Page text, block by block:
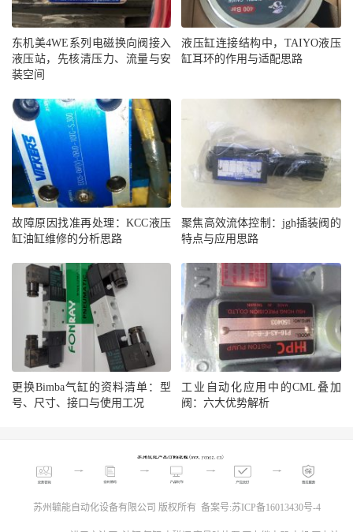
东机美4WE系列电磁换向阀接入
液压站，先核清压力、流量与安
装空间
液压缸连接结构中，TAIYO液压
缸耳环的作用与适配思路
故障原因找准再处理：KCC液压
缸油缸维修的分析思路
聚焦高效流体控制：jgh插装阀的
特点与应用思路
更换Bimba气缸的资料清单：型
号、尺寸、接口与使用工况
工业自动化应用中的CML叠加
阀：六大优势解析
苏州毓能自动化设备有限公司 版权所有 备案号:苏ICP备16013430号-4